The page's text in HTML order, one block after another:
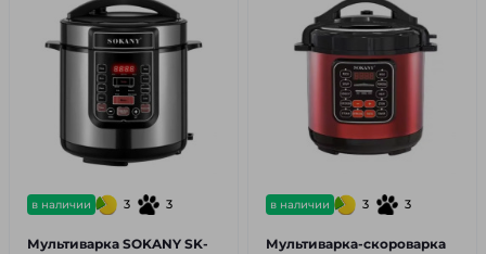
в наличии 3 3
Мультиварка SOKANY SK-
в наличии 3 3
Мультиварка-скороварка